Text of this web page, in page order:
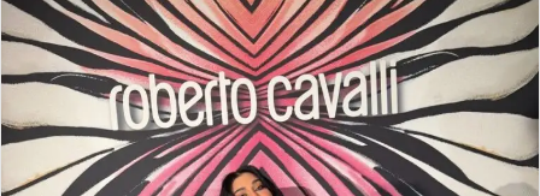
ر
ي
إ
ل